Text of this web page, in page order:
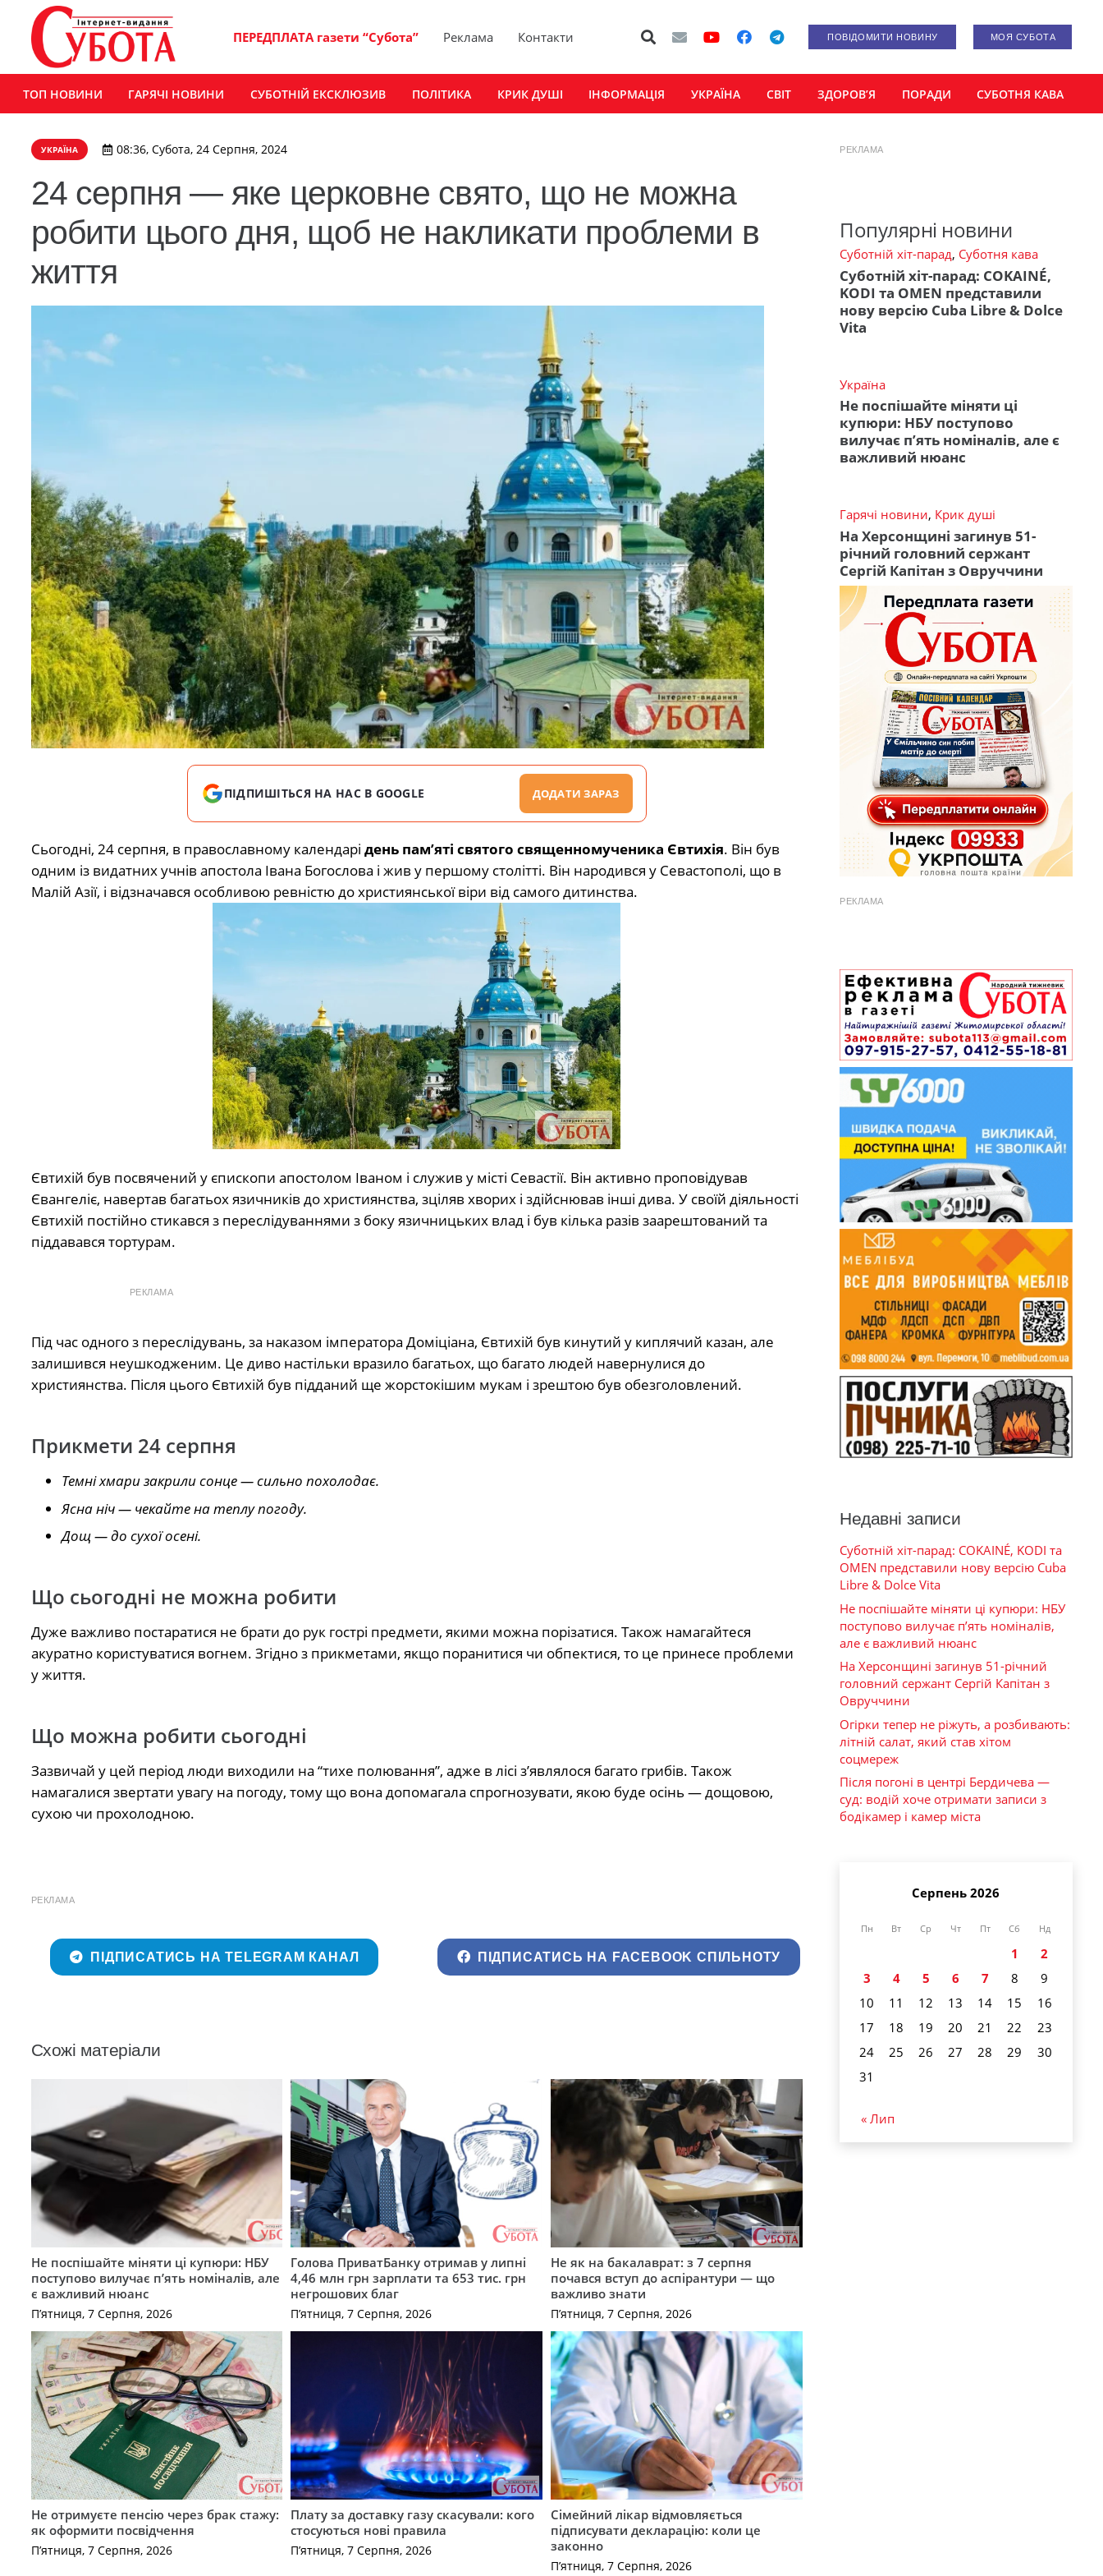
ПЕРЕДПЛАТА газети “Субота” Реклама Контакти ПОВІДОМИТИ НОВИНУ МОЯ СУБОТА
ТОП НОВИНИ ГАРЯЧІ НОВИНИ СУБОТНІЙ ЕКСКЛЮЗИВ ПОЛІТИКА КРИК ДУШІ ІНФОРМАЦІЯ УКРАЇНА СВІТ ЗДОРОВ’Я ПОРАДИ СУБОТНЯ КАВА
УКРАЇНА 08:36, Субота, 24 Серпня, 2024
24 серпня — яке церковне свято, що не можна
робити цього дня, щоб не накликати проблеми в
життя
ПІДПИШІТЬСЯ НА НАС В GOOGLE ДОДАТИ ЗАРАЗ
Сьогодні, 24 серпня, в православному календарі день пам’яті святого священномученика Євтихія. Він був
одним із видатних учнів апостола Івана Богослова і жив у першому столітті. Він народився у Севастополі, що в
Малій Азії, і відзначався особливою ревністю до християнської віри від самого дитинства.
Євтихій був посвячений у єпископи апостолом Іваном і служив у місті Севастії. Він активно проповідував
Євангеліє, навертав багатьох язичників до християнства, зціляв хворих і здійснював інші дива. У своїй діяльності
Євтихій постійно стикався з переслідуваннями з боку язичницьких влад і був кілька разів заарештований та
піддавався тортурам.
РЕКЛАМА
Під час одного з переслідувань, за наказом імператора Доміціана, Євтихій був кинутий у киплячий казан, але
залишився неушкодженим. Це диво настільки вразило багатьох, що багато людей навернулися до
християнства. Після цього Євтихій був підданий ще жорстокішим мукам і зрештою був обезголовлений.
Прикмети 24 серпня
Темні хмари закрили сонце — сильно похолодає.
Ясна ніч — чекайте на теплу погоду.
Дощ — до сухої осені.
Що сьогодні не можна робити
Дуже важливо постаратися не брати до рук гострі предмети, якими можна порізатися. Також намагайтеся
акуратно користуватися вогнем. Згідно з прикметами, якщо поранитися чи обпектися, то це принесе проблеми
у життя.
Що можна робити сьогодні
Зазвичай у цей період люди виходили на “тихе полювання”, адже в лісі з’являлося багато грибів. Також
намагалися звертати увагу на погоду, тому що вона допомагала спрогнозувати, якою буде осінь — дощовою,
сухою чи прохолодною.
РЕКЛАМА
ПІДПИСАТИСЬ НА TELEGRAM КАНАЛ ПІДПИСАТИСЬ НА FACEBOOK СПІЛЬНОТУ
Схожі матеріали
Не поспішайте міняти ці купюри: НБУ
поступово вилучає п’ять номіналів, але
є важливий нюанс
П’ятниця, 7 Серпня, 2026
Голова ПриватБанку отримав у липні
4,46 млн грн зарплати та 653 тис. грн
негрошових благ
П’ятниця, 7 Серпня, 2026
Не як на бакалаврат: з 7 серпня
почався вступ до аспірантури — що
важливо знати
П’ятниця, 7 Серпня, 2026
Не отримуєте пенсію через брак стажу:
як оформити посвідчення
П’ятниця, 7 Серпня, 2026
Плату за доставку газу скасували: кого
стосуються нові правила
П’ятниця, 7 Серпня, 2026
Сімейний лікар відмовляється
підписувати декларацію: коли це
законно
П’ятниця, 7 Серпня, 2026
РЕКЛАМА
Популярні новини
Суботній хіт-парад, Суботня кава
Суботній хіт-парад: COKAINÉ,
KODI та OMEN представили
нову версію Cuba Libre & Dolce
Vita
Україна
Не поспішайте міняти ці
купюри: НБУ поступово
вилучає п’ять номіналів, але є
важливий нюанс
Гарячі новини, Крик душі
На Херсонщині загинув 51-
річний головний сержант
Сергій Капітан з Овруччини
РЕКЛАМА
Недавні записи
Суботній хіт-парад: COKAINÉ, KODI та
OMEN представили нову версію Cuba
Libre & Dolce Vita
Не поспішайте міняти ці купюри: НБУ
поступово вилучає п’ять номіналів,
але є важливий нюанс
На Херсонщині загинув 51-річний
головний сержант Сергій Капітан з
Овруччини
Огірки тепер не ріжуть, а розбивають:
літній салат, який став хітом
соцмереж
Після погоні в центрі Бердичева —
суд: водій хоче отримати записи з
бодікамер і камер міста
Серпень 2026
Пн Вт Ср Чт Пт Сб Нд
1
2
3
4 5 6 7 8
9
10
11 12 13 14 15
16
17
18 19 20 21 22
23
24
25 26 27 28 29
30
31
« Лип